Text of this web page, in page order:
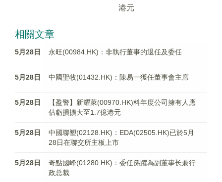
港元
相關文章
5月28日 永旺(00984.HK)：非執行董事的退任及委任
5月28日 中國聖牧(01432.HK)：陳易一獲任董事會主席
5月28日
【盈警】新耀萊(00970.HK)料年度公司擁有人應
佔虧損擴大至1.7億港元
5月28日
中國聯塑(02128.HK)：EDA(02505.HK)已於5月
28日在聯交所主板上市
5月28日
奇點國峰(01280.HK)：委任孫躍為副董事长兼行
政总裁